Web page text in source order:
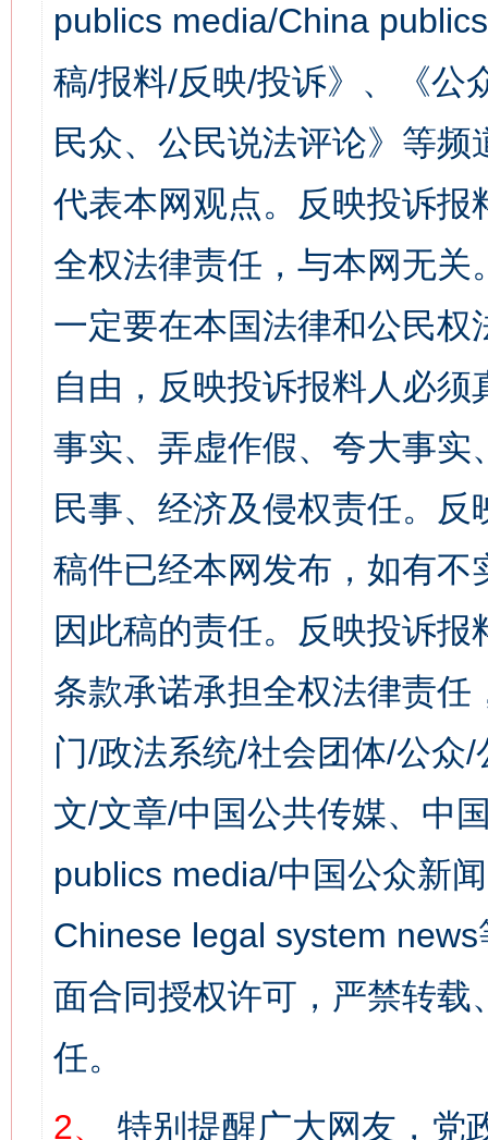
publics media/China
稿/报料/反映/投诉》、《公
民众、公民说法评论》等
代表本网观点。反映投诉
全权法律责任，与本网无
一定要在本国法律和公民
自由，反映投诉报料人必
事实、弄虚作假、夸大事
民事、经济及侵权责任。
稿件已经本网发布，如有
因此稿的责任。反映投诉
条款承诺承担全权法律责
门/政法系统/社会团体/公众
文/文章/中国公共传媒、中
publics media/中国公众新
Chinese legal system
面合同授权许可，严禁转
任。
2、
特别提醒广大网友，党